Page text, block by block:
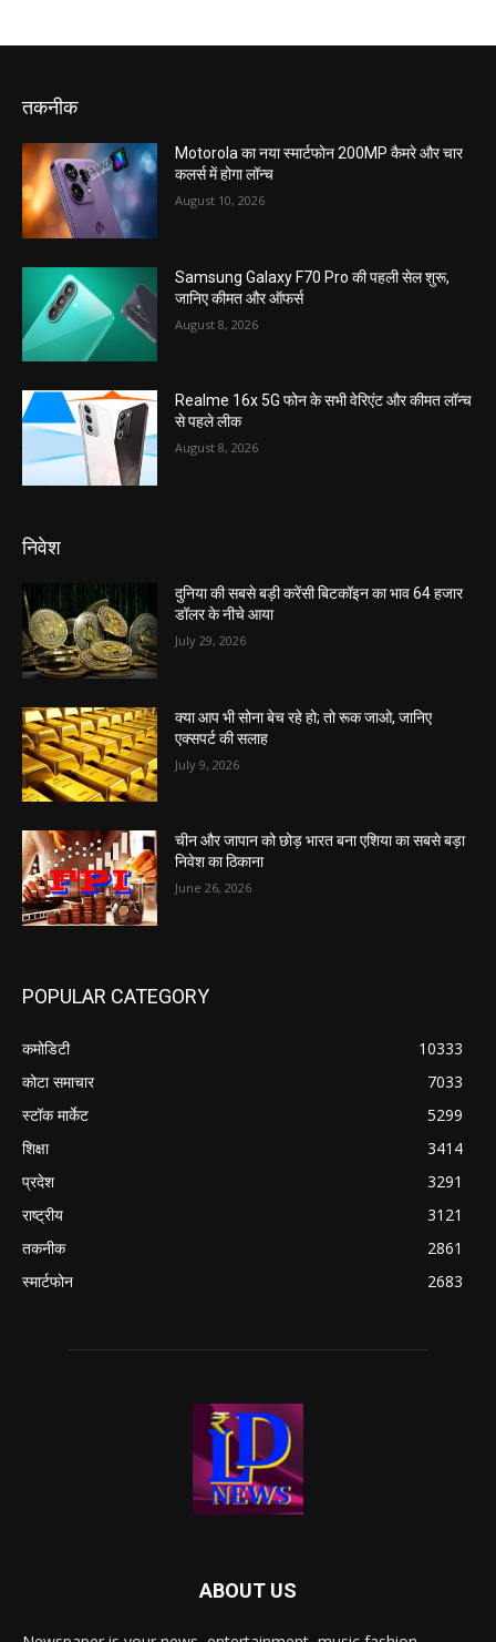
तकनीक
Motorola का नया स्मार्टफोन 200MP कैमरे और चार
कलर्स में होगा लॉन्च
August 10, 2026
Samsung Galaxy F70 Pro की पहली सेल शुरू,
जानिए कीमत और ऑफर्स
August 8, 2026
Realme 16x 5G फोन के सभी वेरिएंट और कीमत लॉन्च
से पहले लीक
August 8, 2026
निवेश
दुनिया की सबसे बड़ी करेंसी बिटकॉइन का भाव 64 हजार
डॉलर के नीचे आया
July 29, 2026
क्या आप भी सोना बेच रहे हो; तो रूक जाओ, जानिए
एक्सपर्ट की सलाह
July 9, 2026
चीन और जापान को छोड़ भारत बना एशिया का सबसे बड़ा
निवेश का ठिकाना
June 26, 2026
POPULAR CATEGORY
कमोडिटी
10333
कोटा समाचार
7033
स्टॉक मार्केट
5299
शिक्षा
3414
प्रदेश
3291
राष्ट्रीय
3121
तकनीक
2861
स्मार्टफोन
2683
ABOUT US